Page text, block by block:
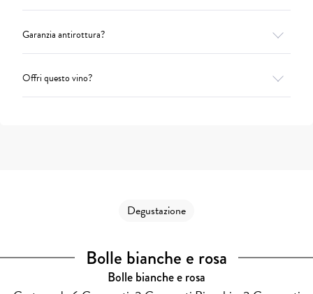
Garanzia antirottura?
Offri questo vino?
Degustazione
Bolle bianche e rosa
Bolle bianche e rosa